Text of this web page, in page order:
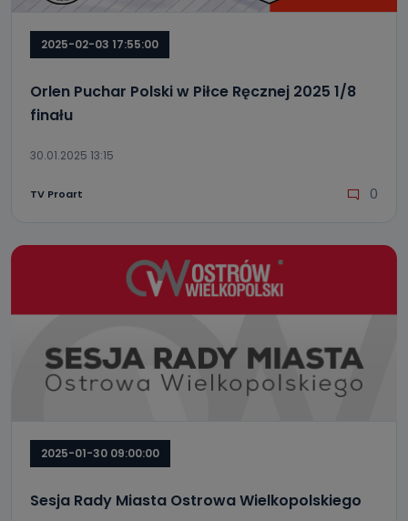
2025-02-03 17:55:00
Orlen Puchar Polski w Piłce Ręcznej 2025 1/8
finału
30.01.2025 13:15
TV Proart 0
2025-01-30 09:00:00
Sesja Rady Miasta Ostrowa Wielkopolskiego